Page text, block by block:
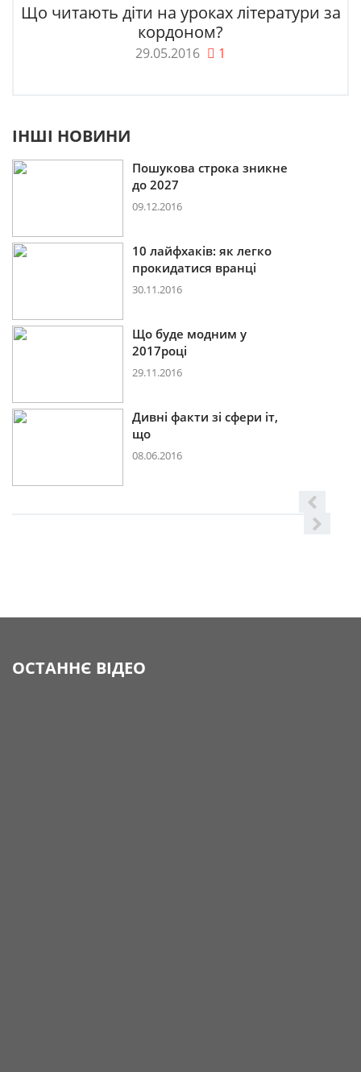
Що читають діти на уроках літератури за
кордоном?
29.05.2016 1
ІНШІ НОВИНИ
Пошукова строка зникне
до 2027
09.12.2016
10 лайфхаків: як легко
прокидатися вранці
30.11.2016
Що буде модним у
2017році
29.11.2016
Дивні факти зі сфери іт,
що
08.06.2016
ОСТАННЄ ВІДЕО